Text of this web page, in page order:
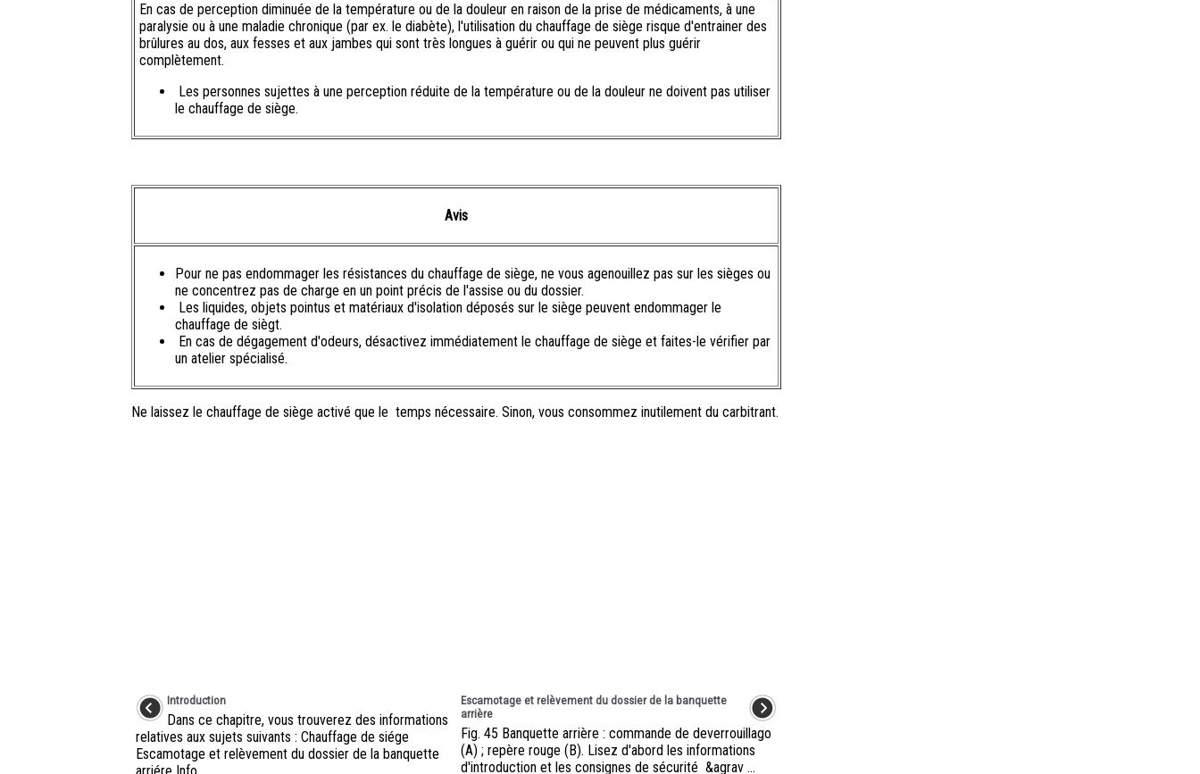
En cas de perception diminuée de la température ou de la douleur en raison de la prise de médicaments, à une
paralysie ou à une maladie chronique (par ex. le diabète), l'utilisation du chauffage de siège risque d'entrainer des
brûlures au dos, aux fesses et aux jambes qui sont très longues à guérir ou qui ne peuvent plus guérir
complètement.
Les personnes sujettes à une perception réduite de la température ou de la douleur ne doivent pas utiliser
le chauffage de siège.
Avis
Pour ne pas endommager les résistances du chauffage de siège, ne vous agenouillez pas sur les sièges ou
ne concentrez pas de charge en un point précis de l'assise ou du dossier.
Les liquides, objets pointus et matériaux d'isolation déposés sur le siège peuvent endommager le
chauffage de siègt.
En cas de dégagement d'odeurs, désactivez immédiatement le chauffage de siège et faites-le vérifier par
un atelier spécialisé.
Ne laissez le chauffage de siège activé que le temps nécessaire. Sinon, vous consommez inutilement du carbitrant.
Introduction
Dans ce chapitre, vous trouverez des informations
relatives aux sujets suivants : Chauffage de siége
Escamotage et relèvement du dossier de la banquette
Escamotage et relèvement du dossier de la banquette
arrière
Fig. 45 Banquette arrière : commande de deverrouillago
(A) ; repère rouge (B). Lisez d'abord les informations
d'introduction et les consignes de sécurité &agrav ...